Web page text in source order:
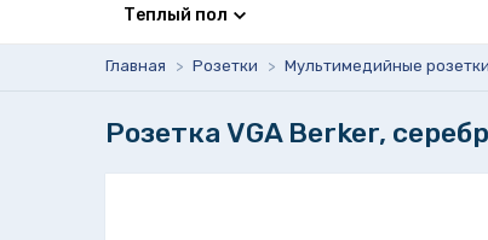
Теплый пол
Главная > Розетки > Мультимедийные розетки
Розетка VGA Berker,